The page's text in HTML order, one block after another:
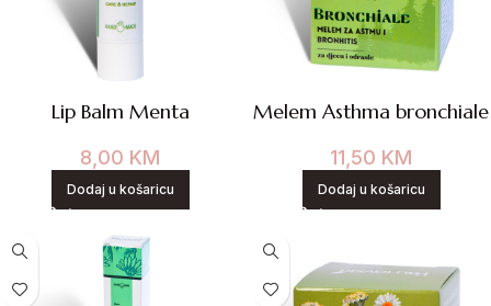
Lip Balm Menta
8,00 KM
Dodaj u košaricu
Melem Asthma bronchiale
11,50 KM
Dodaj u košaricu